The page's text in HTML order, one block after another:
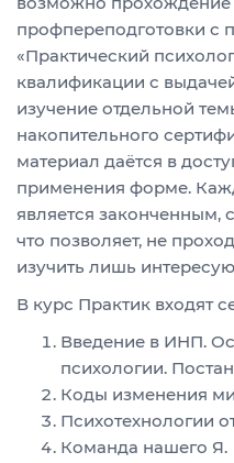
профпереподготовки с
«Практический
квалификации с
изучение отдельной
накопительного
материал даётся в
применения форме.
является законченным,
что позволяет, не
изучить лишь
В курс Практик входят
Введение в ИНП.
психологии.
Коды изменения
Психотехнологии
Команда нашего Я.